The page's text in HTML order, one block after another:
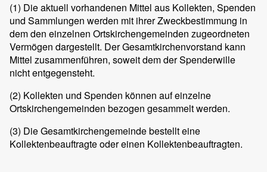
(1) Die aktuell vorhandenen Mittel aus Kollekten, Spenden
und Sammlungen werden mit ihrer Zweckbestimmung in
dem den einzelnen Ortskirchengemeinden zugeordneten
Vermögen dargestellt. Der Gesamtkirchenvorstand kann
Mittel zusammenführen, soweit dem der Spenderwille
nicht entgegensteht.
(2) Kollekten und Spenden können auf einzelne
Ortskirchengemeinden bezogen gesammelt werden.
(3) Die Gesamtkirchengemeinde bestellt eine
Kollektenbeauftragte oder einen Kollektenbeauftragten.